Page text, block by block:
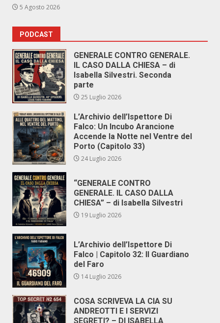
5 Agosto 2026
PODCAST
GENERALE CONTRO GENERALE.
IL CASO DALLA CHIESA – di
Isabella Silvestri. Seconda
parte
25 Luglio 2026
L’Archivio dell’Ispettore Di
Falco: Un Incubo Arancione
Accende la Notte nel Ventre del
Porto (Capitolo 33)
24 Luglio 2026
“GENERALE CONTRO
GENERALE. IL CASO DALLA
CHIESA” – di Isabella Silvestri
19 Luglio 2026
L’Archivio dell’Ispettore Di
Falco | Capitolo 32: Il Guardiano
del Faro
14 Luglio 2026
COSA SCRIVEVA LA CIA SU
ANDREOTTI E I SERVIZI
SEGRETI? – DI ISABELLA